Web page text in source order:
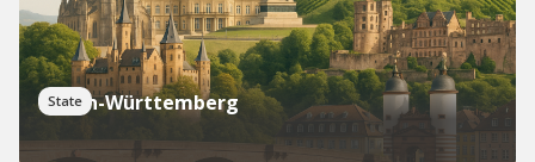
State
Baden-Württemberg